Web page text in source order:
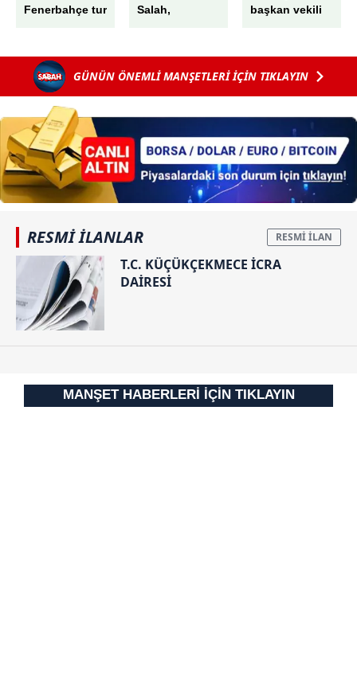
Fenerbahçe tur
Graz’ı
İstanbul’da
devirdi
Salah,
muhteşem
karşılama
başkan vekili
Parti'nin oyları
peş peşe iptal
GÜNÜN ÖNEMLİ MANŞETLERİ İÇİN TIKLAYIN
RESMİ İLANLAR
T.C. KÜÇÜKÇEKMECE İCRA
DAİRESİ
MANŞET HABERLERİ İÇİN TIKLAYIN